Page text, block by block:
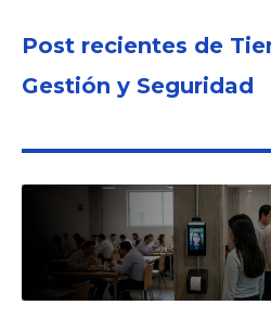
Post recientes de
Gestión y Seguridad